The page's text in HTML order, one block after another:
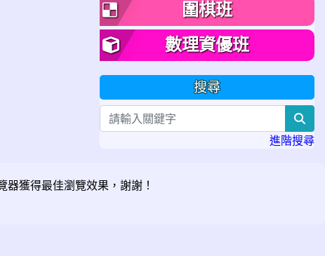
圍棋班
數理資優班
搜尋
進階搜尋
器獲得最佳瀏覽效果，謝謝！